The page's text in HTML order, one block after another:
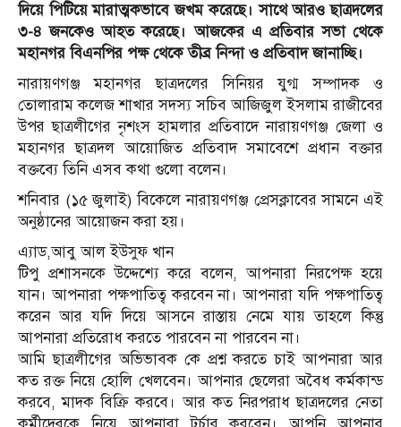
দিয়ে পিটিয়ে মারাত্মকভাবে জখম করেছে। সাথে আরও ছাত্রদলের
৩-৪ জনকেও আহত করেছে। আজকের এ প্রতিবার সভা থেকে
মহানগর বিএনপির পক্ষ থেকে তীব্র নিন্দা ও প্রতিবাদ জানাচ্ছি।
নারায়ণগঞ্জ মহানগর ছাত্রদলের সিনিয়র যুগ্ম সম্পাদক ও
তোলারাম কলেজ শাখার সদস্য সচিব আজিজুল ইসলাম রাজীবের
উপর ছাত্রলীগের নৃশংস হামলার প্রতিবাদে নারায়ণগঞ্জ জেলা ও
মহানগর ছাত্রদল আয়োজিত প্রতিবাদ সমাবেশে প্রধান বক্তার
বক্তব্যে তিনি এসব কথা গুলো বলেন।
শনিবার (১৫ জুলাই) বিকেলে নারায়ণগঞ্জ প্রেসক্লাবের সামনে এই
অনুষ্ঠানের আয়োজন করা হয়।
এ্যাড,আবু আল ইউসুফ খান
টিপু প্রশাসনকে উদ্দেশ্যে করে বলেন, আপনারা নিরপেক্ষ হয়ে
যান। আপনারা পক্ষপাতিত্ব করবেন না। আপনারা যদি পক্ষপাতিত্ব
করেন আর যদি দিয়ে আসনে রাস্তায় নেমে যায় তাহলে কিন্তু
আপনারা প্রতিরোধ করতে পারবেন না পারবেন না।
আমি ছাত্রলীগের অভিভাবক কে প্রশ্ন করতে চাই আপনারা আর
কত রক্ত নিয়ে হোলি খেলবেন। আপনার ছেলেরা অবৈধ কর্মকান্ড
করবে, মাদক বিক্রি করবে। আর কত নিরপরাধ ছাত্রদলের নেতা